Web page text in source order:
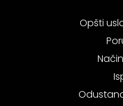
Opšti